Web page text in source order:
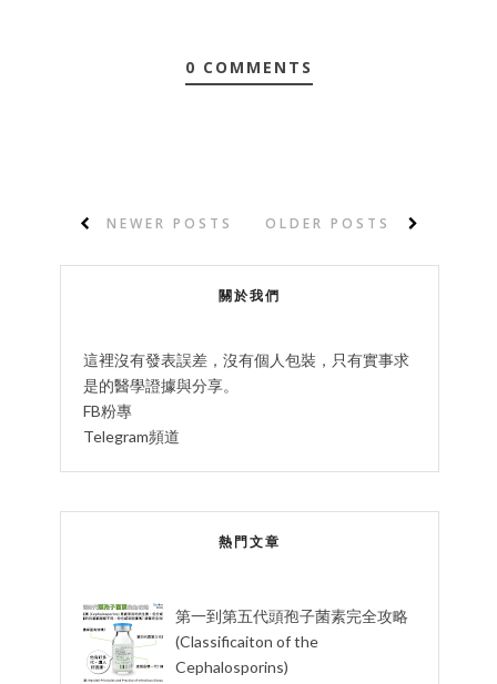
0 COMMENTS
NEWER POSTS OLDER POSTS
關於我們
這裡沒有發表誤差，沒有個人包裝，只有實事求
是的醫學證據與分享。
FB粉專
Telegram頻道
熱門文章
第一到第五代頭孢子菌素完全攻略
(Classificaiton of the
Cephalosporins)